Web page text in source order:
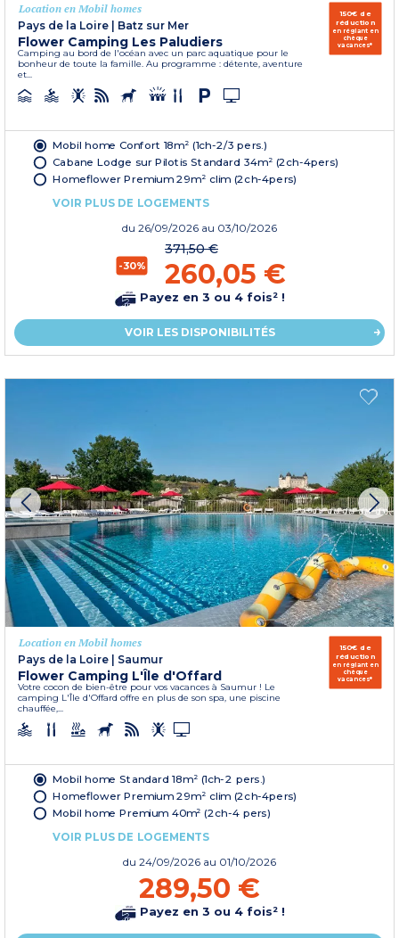
Location en Mobil homes
Pays de la Loire | Batz sur Mer
Flower Camping Les Paludiers
Camping au bord de l'océan avec un parc aquatique pour le
bonheur de toute la famille. Au programme : détente, aventure
et...
150€ de
réduction
en réglant en
chèque
vacances*
Mobil home Confort 18m² (1ch-2/3 pers.)
Cabane Lodge sur Pilotis Standard 34m² (2ch-4pers)
Homeflower Premium 29m² clim (2ch-4pers)
VOIR PLUS DE LOGEMENTS
du 26/09/2026 au 03/10/2026
-30%
371,50 €
260,05 €
Payez en 3 ou 4 fois² !
VOIR LES DISPONIBILITÉS
Location en Mobil homes
Pays de la Loire | Saumur
Flower Camping L'Île d'Offard
Votre cocon de bien-être pour vos vacances à Saumur ! Le
camping L'Île d'Offard offre en plus de son spa, une piscine
chauffée,...
150€ de
réduction
en réglant en
chèque
vacances*
Mobil home Standard 18m² (1ch-2 pers.)
Homeflower Premium 29m² clim (2ch-4pers)
Mobil home Premium 40m² (2ch-4 pers)
VOIR PLUS DE LOGEMENTS
du 24/09/2026 au 01/10/2026
289,50 €
Payez en 3 ou 4 fois² !